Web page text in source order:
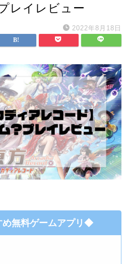
レイレビュー
2022年8月18日
無料ゲームアプリ◆